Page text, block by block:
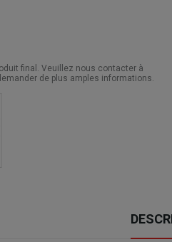
final. Veuillez nous contacter à
de plus amples informations.